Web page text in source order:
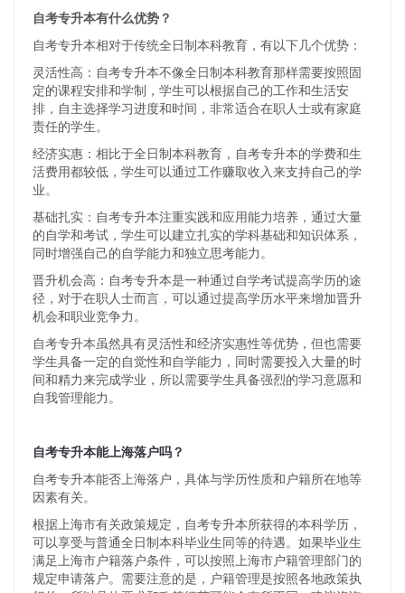
自考专升本有什么优势？
自考专升本相对于传统全日制本科教育，有以下几个优势：
灵活性高：自考专升本不像全日制本科教育那样需要按照固
定的课程安排和学制，学生可以根据自己的工作和生活安
排，自主选择学习进度和时间，非常适合在职人士或有家庭
责任的学生。
经济实惠：相比于全日制本科教育，自考专升本的学费和生
活费用都较低，学生可以通过工作赚取收入来支持自己的学
业。
基础扎实：自考专升本注重实践和应用能力培养，通过大量
的自学和考试，学生可以建立扎实的学科基础和知识体系，
同时增强自己的自学能力和独立思考能力。
晋升机会高：自考专升本是一种通过自学考试提高学历的途
径，对于在职人士而言，可以通过提高学历水平来增加晋升
机会和职业竞争力。
自考专升本虽然具有灵活性和经济实惠性等优势，但也需要
学生具备一定的自觉性和自学能力，同时需要投入大量的时
间和精力来完成学业，所以需要学生具备强烈的学习意愿和
自我管理能力。
自考专升本能上海落户吗？
自考专升本能否上海落户，具体与学历性质和户籍所在地等
因素有关。
根据上海市有关政策规定，自考专升本所获得的本科学历，
可以享受与普通全日制本科毕业生同等的待遇。如果毕业生
满足上海市户籍落户条件，可以按照上海市户籍管理部门的
规定申请落户。需要注意的是，户籍管理是按照各地政策执